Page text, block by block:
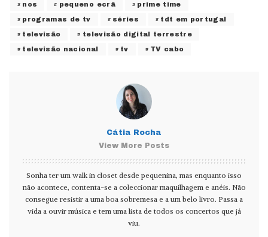
nos pequeno ecrã prime time
programas de tv séries tdt em portugal
televisão televisão digital terrestre
televisão nacional tv TV cabo
Cátia Rocha
View More Posts
Sonha ter um walk in closet desde pequenina, mas enquanto isso
não acontece, contenta-se a coleccionar maquilhagem e anéis. Não
consegue resistir a uma boa sobremesa e a um belo livro. Passa a
vida a ouvir música e tem uma lista de todos os concertos que já
viu.